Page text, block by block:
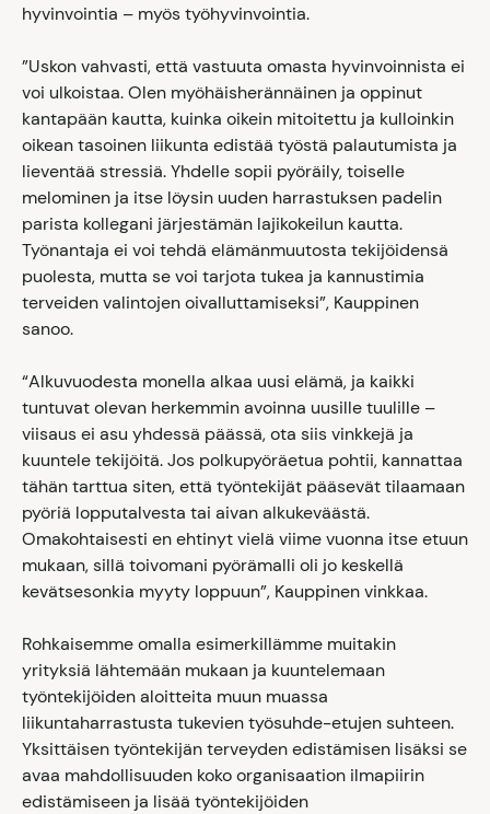
hyvinvointia – myös työhyvinvointia.
”Uskon vahvasti, että vastuuta omasta hyvinvoinnista ei
voi ulkoistaa. Olen myöhäisherännäinen ja oppinut
kantapään kautta, kuinka oikein mitoitettu ja kulloinkin
oikean tasoinen liikunta edistää työstä palautumista ja
lieventää stressiä. Yhdelle sopii pyöräily, toiselle
melominen ja itse löysin uuden harrastuksen padelin
parista kollegani järjestämän lajikokeilun kautta.
Työnantaja ei voi tehdä elämänmuutosta tekijöidensä
puolesta, mutta se voi tarjota tukea ja kannustimia
terveiden valintojen oivalluttamiseksi”, Kauppinen
sanoo.
“Alkuvuodesta monella alkaa uusi elämä, ja kaikki
tuntuvat olevan herkemmin avoinna uusille tuulille –
viisaus ei asu yhdessä päässä, ota siis vinkkejä ja
kuuntele tekijöitä. Jos polkupyöräetua pohtii, kannattaa
tähän tarttua siten, että työntekijät pääsevät tilaamaan
pyöriä lopputalvesta tai aivan alkukeväästä.
Omakohtaisesti en ehtinyt vielä viime vuonna itse etuun
mukaan, sillä toivomani pyörämalli oli jo keskellä
kevätsesonkia myyty loppuun”, Kauppinen vinkkaa.
Rohkaisemme omalla esimerkillämme muitakin
yrityksiä lähtemään mukaan ja kuuntelemaan
työntekijöiden aloitteita muun muassa
liikuntaharrastusta tukevien työsuhde-etujen suhteen.
Yksittäisen työntekijän terveyden edistämisen lisäksi se
avaa mahdollisuuden koko organisaation ilmapiirin
edistämiseen ja lisää työntekijöiden